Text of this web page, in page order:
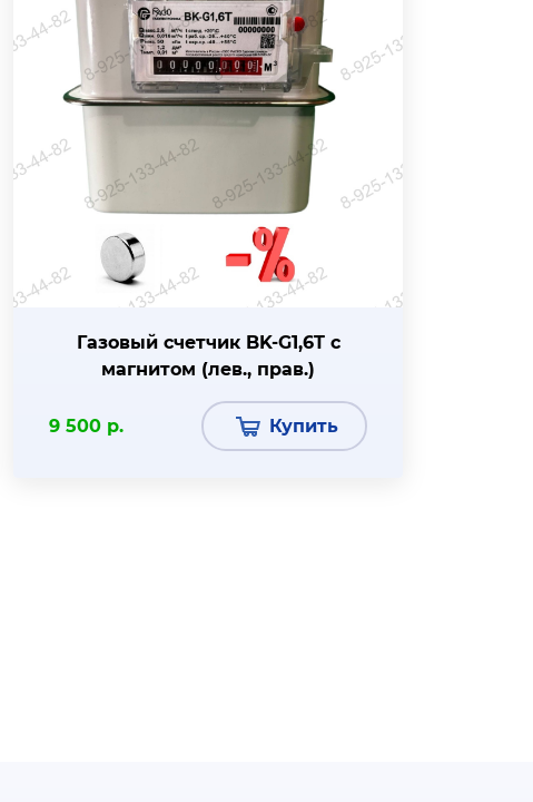
Газовый счетчик BK-G1,6T с
магнитом (лев., прав.)
9 500 р. Купить